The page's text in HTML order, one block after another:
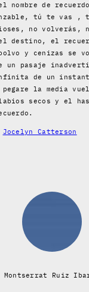
nombre de
tú te vas ,
no volverás,
destino, el
y cenizas se
un pasaje
de un
la media
secos y el
Jocelyn Catterson
Montserrat Ruiz